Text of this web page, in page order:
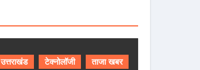
उत्तराखंड टेक्नोलॉजी
ताजा खबर